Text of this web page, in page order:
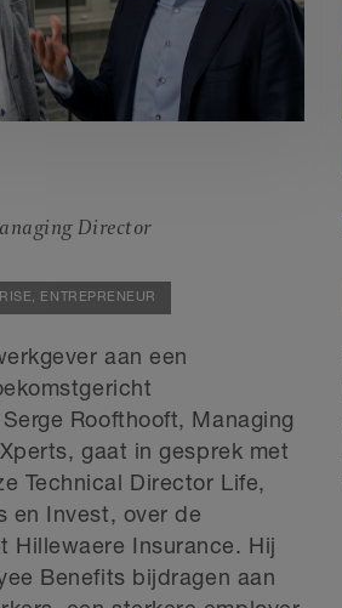
Director
ENTREPRENEUR
aan een
Roofthooft, Managing
gaat in gesprek met
Technical Director Life,
en Invest, over de
Hillewaere Insurance. Hij
Benefits bijdragen aan